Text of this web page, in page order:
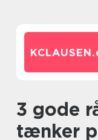
KCLAUSEN.
3 gode råd til dig der
tænker